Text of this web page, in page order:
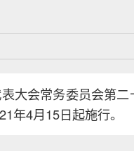
大会常务委员会第
年4月15日起施行。